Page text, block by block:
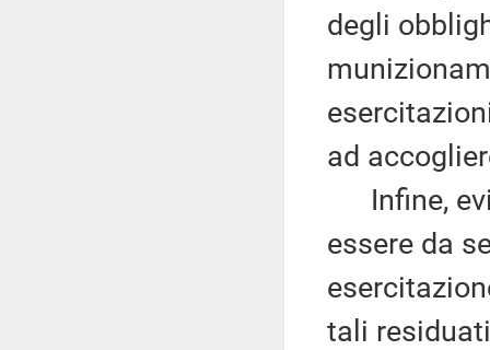
degli
ad
Infine,
essere da
tali